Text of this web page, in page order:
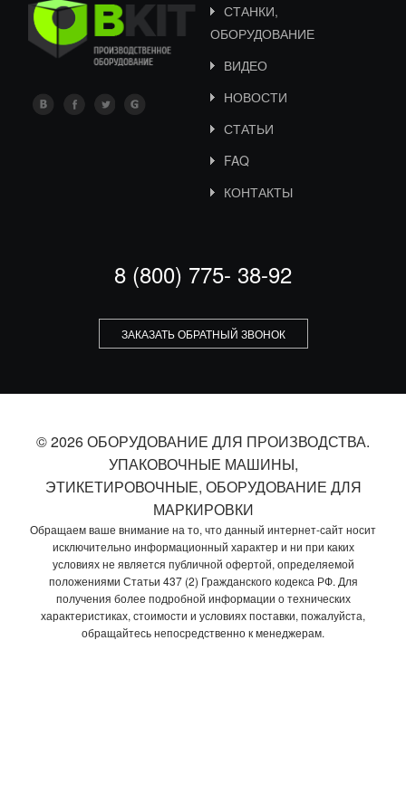
СТАНКИ,
ОБОРУДОВАНИЕ
ВИДЕО
НОВОСТИ
СТАТЬИ
FAQ
КОНТАКТЫ
8 (800) 775- 38-92
ЗАКАЗАТЬ ОБРАТНЫЙ ЗВОНОК
© 2026 ОБОРУДОВАНИЕ ДЛЯ ПРОИЗВОДСТВА.
УПАКОВОЧНЫЕ МАШИНЫ,
ЭТИКЕТИРОВОЧНЫЕ, ОБОРУДОВАНИЕ ДЛЯ
МАРКИРОВКИ
Обращаем ваше внимание на то, что данный интернет-сайт носит
исключительно информационный характер и ни при каких
условиях не является публичной офертой, определяемой
положениями Статьи 437 (2) Гражданского кодекса РФ. Для
получения более подробной информации о технических
характеристиках, стоимости и условиях поставки, пожалуйста,
обращайтесь непосредственно к менеджерам.